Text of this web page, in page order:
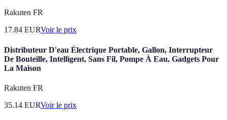
Rakuten FR
17.84 EURVoir le prix
Distributeur D'eau Électrique Portable, Gallon, Interrupteur
De Bouteille, Intelligent, Sans Fil, Pompe À Eau, Gadgets Pour
La Maison
Rakuten FR
35.14 EURVoir le prix